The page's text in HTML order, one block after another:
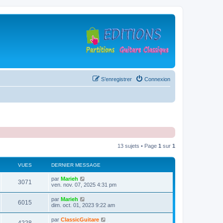
Connexion
S’enregistrer
13 sujets • Page 1 sur 1
VUES DERNIER MESSAGE
3071
u
D
e
i
e
r
m
par Marieh
ven. nov. 07, 2025 4:31 pm
6015
u
D
e
par Marieh
dim. oct. 01, 2023 9:22 am
D
par ClassicGuitare